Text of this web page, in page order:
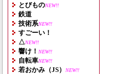
とびものNEW!!
鉄道
技術系NEW!!
すごーい！
△NEW!!
響け！ NEW!!
自転車NEW!!
若おかみ（JS） NEW!!